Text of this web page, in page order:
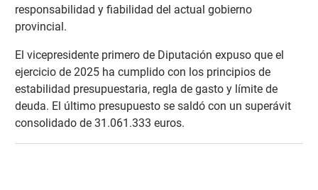
responsabilidad y fiabilidad del actual gobierno
provincial.
El vicepresidente primero de Diputación expuso que el
ejercicio de 2025 ha cumplido con los principios de
estabilidad presupuestaria, regla de gasto y límite de
deuda. El último presupuesto se saldó con un superávit
consolidado de 31.061.333 euros.